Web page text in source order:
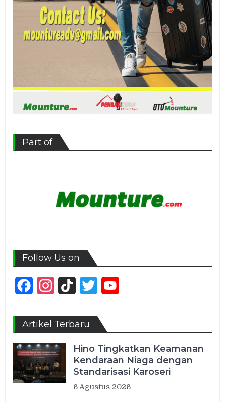
Part of
Follow Us on
FacebookInstagram
TikTok Twitter
Artikel Terbaru
Hino Tingkatkan Keamanan
Kendaraan Niaga dengan
Standarisasi Karoseri
6 Agustus 2026